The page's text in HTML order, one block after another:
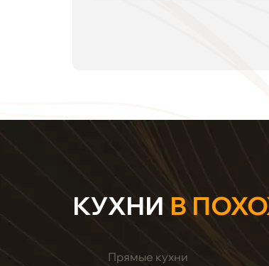
КУХНИ В
Прямые кухни